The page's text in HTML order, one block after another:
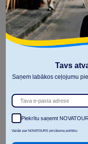
1990. gada, tas ir
pārsniedz 2,5 miljardus
EUR 138 dažādu nozaru
uzņēmumiem ar 3,5
grieztie
Skatīt
Tavs
Saņem labākos ceļojumu
Piekrītu saņemt
Vairāk par NOVATOURS privātuma politiku